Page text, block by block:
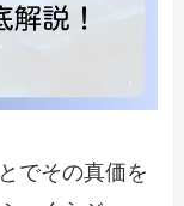
でその真価を